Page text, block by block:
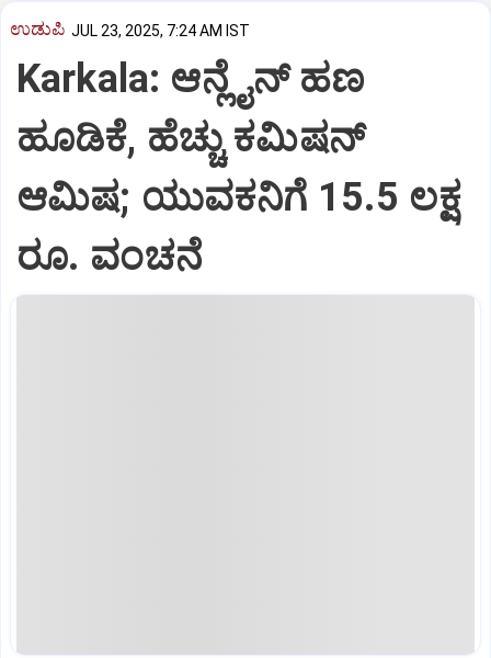
ಉಡುಪಿ JUL 23, 2025, 7:24 AM IST
Karkala: ಆನ್ಲೈನ್‌ ಹಣ
ಹೂಡಿಕೆ, ಹೆಚ್ಚು ಕಮಿಷನ್‌
ಆಮಿಷ; ಯುವಕನಿಗೆ 15.5 ಲಕ್ಷ
ರೂ. ವಂಚನೆ